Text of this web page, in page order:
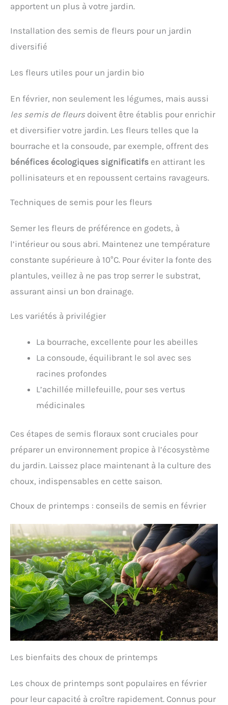
apportent un plus à votre jardin.
Installation des semis de fleurs pour un jardin
diversifié
Les fleurs utiles pour un jardin bio
En février, non seulement les légumes, mais aussi
les semis de fleurs doivent être établis pour enrichir
et diversifier votre jardin. Les fleurs telles que la
bourrache et la consoude, par exemple, offrent des
bénéfices écologiques significatifs en attirant les
pollinisateurs et en repoussent certains ravageurs.
Techniques de semis pour les fleurs
Semer les fleurs de préférence en godets, à
l’intérieur ou sous abri. Maintenez une température
constante supérieure à 10°C. Pour éviter la fonte des
plantules, veillez à ne pas trop serrer le substrat,
assurant ainsi un bon drainage.
Les variétés à privilégier
La bourrache, excellente pour les abeilles
La consoude, équilibrant le sol avec ses
racines profondes
L’achillée millefeuille, pour ses vertus
médicinales
Ces étapes de semis floraux sont cruciales pour
préparer un environnement propice à l’écosystème
du jardin. Laissez place maintenant à la culture des
choux, indispensables en cette saison.
Choux de printemps : conseils de semis en février
Les bienfaits des choux de printemps
Les choux de printemps sont populaires en février
pour leur capacité à croître rapidement. Connus pour